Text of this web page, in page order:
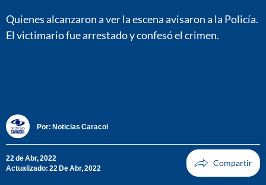
Quienes alcanzaron a ver la escena avisaron a la Policía.
El victimario fue arrestado y confesó el crimen.
Por: Noticias Caracol
22 de Abr, 2022
Actualizado: 22 De Abr, 2022